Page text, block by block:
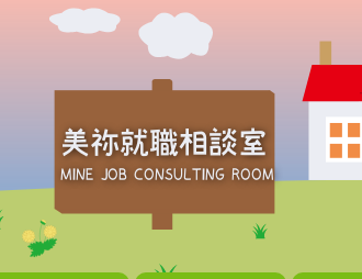
美祢就職相談室
MINE JOB CONSULTING ROOM